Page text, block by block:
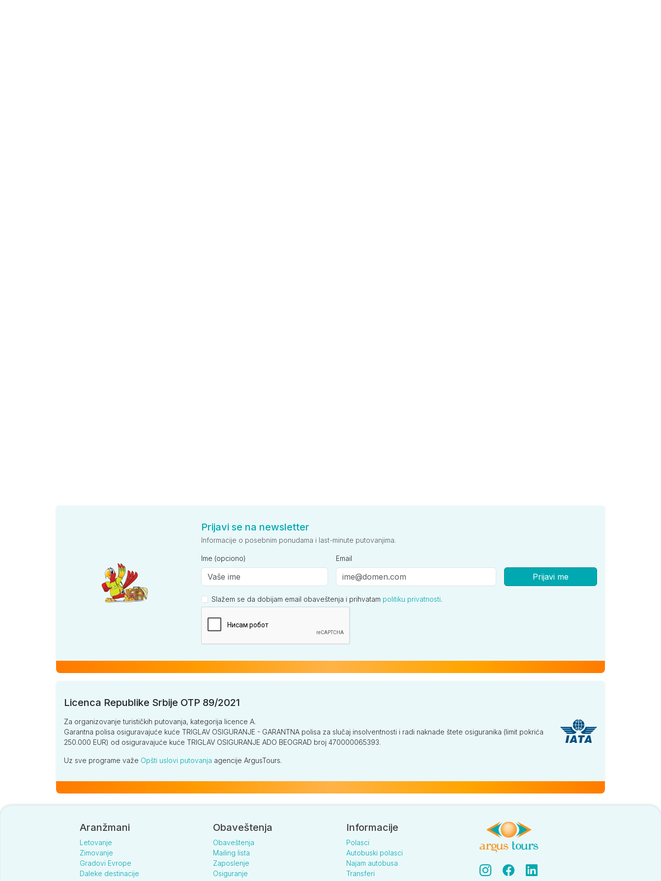
Prijavi se na newsletter
Informacije o posebnim ponudama i last-minute putovanjima.
Ime (opciono) Email
Prijavi me
Slažem se da dobijam email obaveštenja i prihvatam politiku privatnosti.
Licenca Republike Srbije OTP 89/2021
Za organizovanje turističkih putovanja, kategorija licence A.
Garantna polisa osiguravajuće kuće TRIGLAV OSIGURANJE - GARANTNA polisa za slučaj insolventnosti i radi naknade štete osiguranika (limit pokrića
250.000 EUR) od osiguravajuće kuće TRIGLAV OSIGURANJE ADO BEOGRAD broj 470000065393.
Uz sve programe važe Opšti uslovi putovanja agencije ArgusTours.
Aranžmani
Letovanje
Zimovanje
Gradovi Evrope
Daleke destinacije
Obaveštenja
Obaveštenja
Mailing lista
Zaposlenje
Osiguranje
Informacije
Polasci
Autobuski polasci
Najam autobusa
Transferi